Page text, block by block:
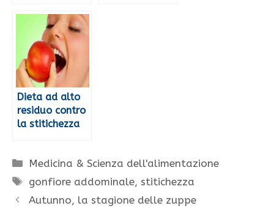
Dieta ad alto
residuo contro
la stitichezza
Categorie
Medicina & Scienza dell'alimentazione
Tag
gonfiore addominale,stitichezza
Autunno, la stagione delle zuppe